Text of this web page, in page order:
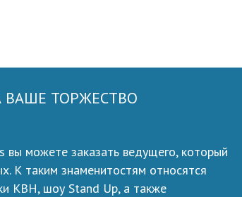
ТОРЖЕСТВО
вы можете заказать ведущего, который
К таким знаменитостям относятся
КВН, шоу Stand Up, а также